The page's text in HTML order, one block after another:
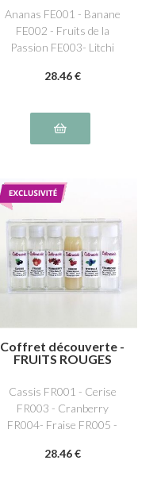
Ananas FE001 - Banane
FE002 - Fruits de la
Passion FE003- Litchi
Noix de Coco FE008
28.46 €
Coffret découverte -
FRUITS ROUGES
Cassis FR001 - Cerise
FR003 - Cranberry
FR004- Fraise FR005 -
Myrtille FR008
28.46 €